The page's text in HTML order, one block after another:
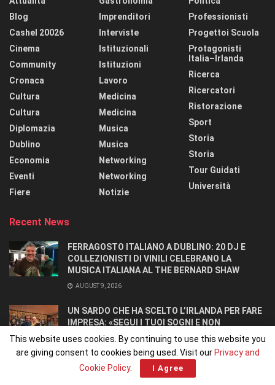
Blog
Cashel 20026
Cinema
Community
Cronaca
Cultura
Cultura
Diplomazia
Dublino
Economia
Eventi
Fiere
Imprenditori
Interviste
Istituzionali
Istituzioni
Lavoro
Medicina
Medicina
Musica
Musica
Networking
Networking
Notizie
Professionisti
Progettoi Scuola
Protagonisti
Italia–Irlanda
Ricerca
Ricercatori
Ristorazione
Sport
Storia
Storia
Tour Guidati
Università
Recent News
FERRAGOSTO ITALIANO A DUBLINO: 20 DJ E
COLLEZIONISTI DI VINILI CELEBRANO LA
MUSICA ITALIANA AL THE BERNARD SHAW
AUGUST 9, 2026
UN SARDO CHE HA SCELTO L’IRLANDA PER FARE
IMPRESA: «SEGUI I TUOI SOGNI E NON
RINUNCIARCI». SI CONOSCONO IN UN OSTELLO.
AUGUST 8, 2026
This website uses cookies. By continuing to use this website you
are giving consent to cookies being used. Visit our Privacy and
Cookie Policy. I Agree